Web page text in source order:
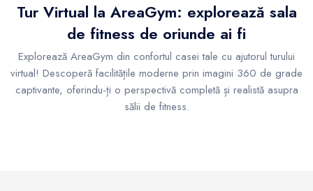
Tur Virtual la AreaGym: explorează sala
de fitness de oriunde ai fi
Explorează AreaGym din confortul casei tale cu ajutorul turului
virtual! Descoperă facilitățile moderne prin imagini 360 de grade
captivante, oferindu-ți o perspectivă completă și realistă asupra
sălii de fitness.